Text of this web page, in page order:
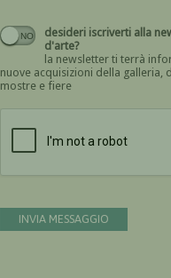
desideri iscriverti alla newsletter di
d'arte?
la newsletter ti terrà
nuove acquisizioni della galleria,
mostre e fiere
INVIA MESSAGGIO